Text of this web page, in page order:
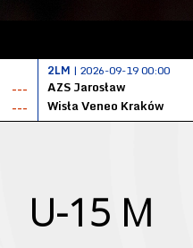
---
---
2LM | 2026-09-19 00:00
AZS Jarosław
Wisła Veneo Kraków
U-15 M